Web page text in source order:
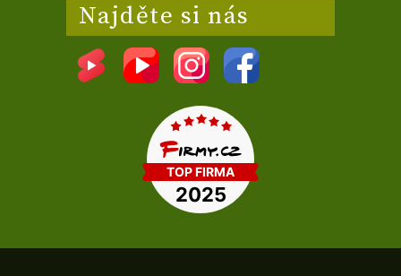
Najděte si nás